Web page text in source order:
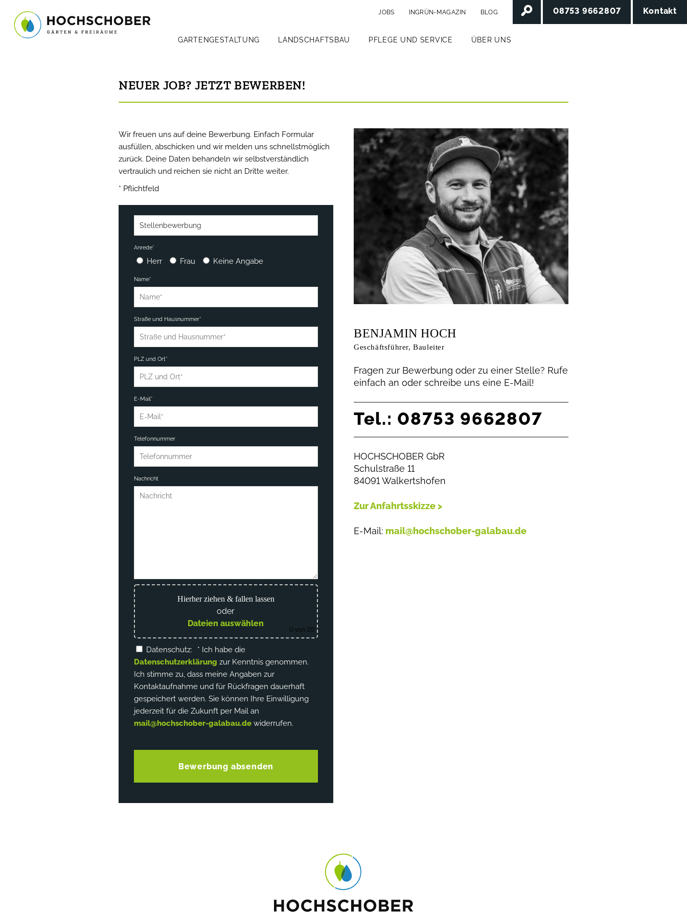
JOBS INGRÜN-MAGAZIN BLOG 08753 9662807 Kontakt
GARTENGESTALTUNG LANDSCHAFTSBAU PFLEGE UND SERVICE ÜBER UNS
NEUER JOB? JETZT BEWERBEN!
Wir freuen uns auf deine Bewerbung. Einfach Formular
ausfüllen, abschicken und wir melden uns schnellstmöglich
zurück. Deine Daten behandeln wir selbstverständlich
vertraulich und reichen sie nicht an Dritte weiter.
* Pflichtfeld
Anrede*
Herr Frau Keine Angabe
Name*
Straße und Hausnummer*
PLZ und Ort*
E-Mail*
Telefonnummer
Nachricht
Hierher ziehen & fallen lassen
oder
Dateien auswählen
0 von 20
Datenschutz:
* Ich habe die
Datenschutzerklärung zur Kenntnis genommen.
Ich stimme zu, dass meine Angaben zur
Kontaktaufnahme und für Rückfragen dauerhaft
gespeichert werden. Sie können Ihre Einwilligung
jederzeit für die Zukunft per Mail an
mail@hochschober-galabau.de widerrufen.
BENJAMIN HOCH
Geschäftsführer, Bauleiter
Fragen zur Bewerbung oder zu einer Stelle? Rufe
einfach an oder schreibe uns eine E-Mail!
Tel.: 08753 9662807
HOCHSCHOBER GbR
Schulstraße 11
84091 Walkertshofen
Zur Anfahrtsskizze >
E-Mail: mail@hochschober-galabau.de